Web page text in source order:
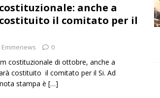
anche a
il comitato per il
Emmenews 0
costituzionale di ottobre, anche a
costituito il comitato per il Si. Ad
stampa è […]